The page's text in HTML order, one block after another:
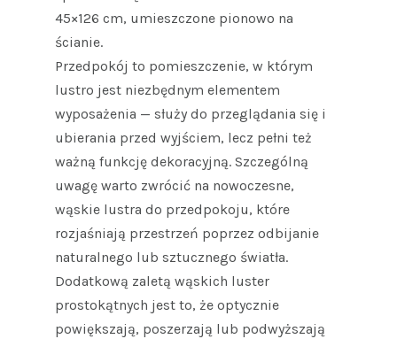
45×126 cm, umieszczone pionowo na
ścianie.
Przedpokój to pomieszczenie, w którym
lustro jest niezbędnym elementem
wyposażenia — służy do przeglądania się i
ubierania przed wyjściem, lecz pełni też
ważną funkcję dekoracyjną. Szczególną
uwagę warto zwrócić na nowoczesne,
wąskie lustra do przedpokoju, które
rozjaśniają przestrzeń poprzez odbijanie
naturalnego lub sztucznego światła.
Dodatkową zaletą wąskich luster
prostokątnych jest to, że optycznie
powiększają, poszerzają lub podwyższają